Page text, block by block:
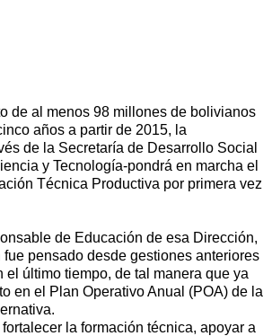
de al menos 98 millones de bolivianos
años a partir de 2015, la
de la Secretaría de Desarrollo Social
y Tecnología-pondrá en marcha el
Técnica Productiva por primera vez
de Educación de esa Dirección,
pensado desde gestiones anteriores
el último tiempo, de tal manera que ya
en el Plan Operativo Anual (POA) de la
la formación técnica, apoyar a